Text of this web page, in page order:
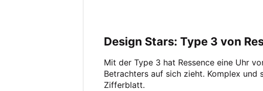
Design Stars: Type 3 von
Mit der Type 3 hat Ressence eine Uhr
Betrachters auf sich zieht. Komplex und
Zifferblatt.